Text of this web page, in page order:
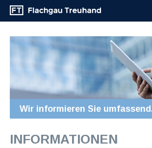
Wir informieren Sie
INFORMATIONEN